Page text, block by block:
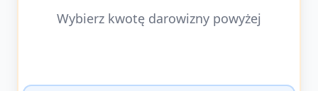
Wybierz kwotę darowizny powyżej